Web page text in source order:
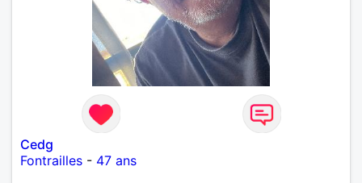
Cedg
Fontrailles - 47 ans